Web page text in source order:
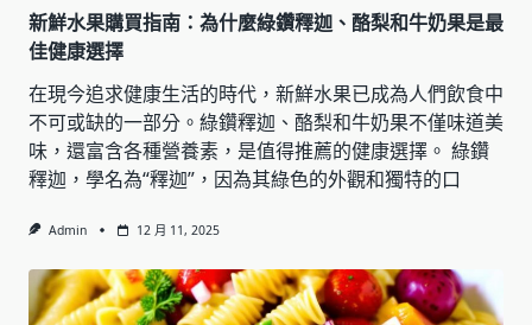
新鮮水果購買指南：為什麼綠鑽釋迦、酪梨和牛奶果是最
佳健康選擇
在現今追求健康生活的時代，新鮮水果已成為人們飲食中
不可或缺的一部分。綠鑽釋迦、酪梨和牛奶果不僅味道美
味，還富含各種營養素，是值得推薦的健康選擇。 綠鑽
釋迦，學名為“釋迦”，因為其綠色的外觀和獨特的口
Admin 12 月 11, 2025